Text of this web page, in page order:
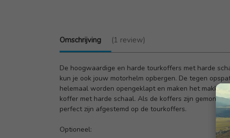
Omschrijving (1 review)
De hoogwaardige en harde tourkoffers met harde
kun je ook jouw motorhelm opbergen. De tegen
helemaal worden opengeklapt en maken het
koffer met harde schaal. Als de koffers zijn
perfect zijn afgestemd op de tourkoffers.
Optioneel: